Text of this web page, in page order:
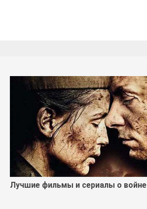
Лучшие фильмы и сериалы о войне